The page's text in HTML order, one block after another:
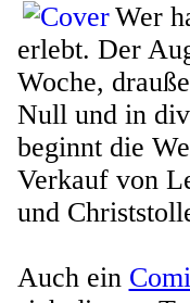
Wer
erlebt. Der
Woche,
Null und in
beginnt die
Verkauf von
und
Auch ein